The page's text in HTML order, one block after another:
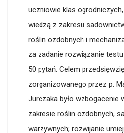
uczniowie klas
wiedzą z zakresu
roślin ozdobnych i
za zadanie rozwiązanie
50 pytań. Celem
zorganizowanego przez p.
Jurczaka było wzbogacenie
zakresie roślin ozdobnych,
warzywnych; rozwijanie